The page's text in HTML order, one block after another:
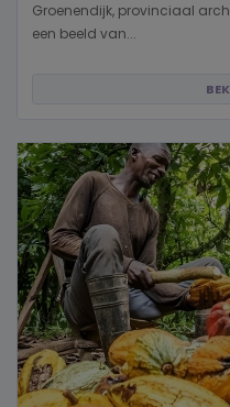
Groenendijk, provinciaal
een beeld van...